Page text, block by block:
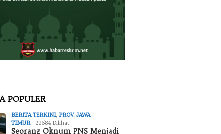
POPULER
BERITA TERKINI,PROV. JAWA
TIMUR
22584 Dilihat
Seorang Oknum PNS Menjadi